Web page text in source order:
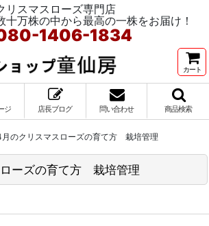
リスマスローズ専門店
十万株の中から最高の一株をお届け！
1406-1834
カート
ジ 店長ブログ 問い合わせ 商品検索
のクリスマスローズの育て方 栽培管理
ーズの育て方 栽培管理